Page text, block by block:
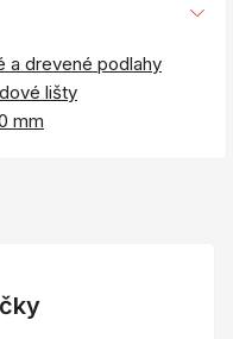
a drevené podlahy
lišty
mm